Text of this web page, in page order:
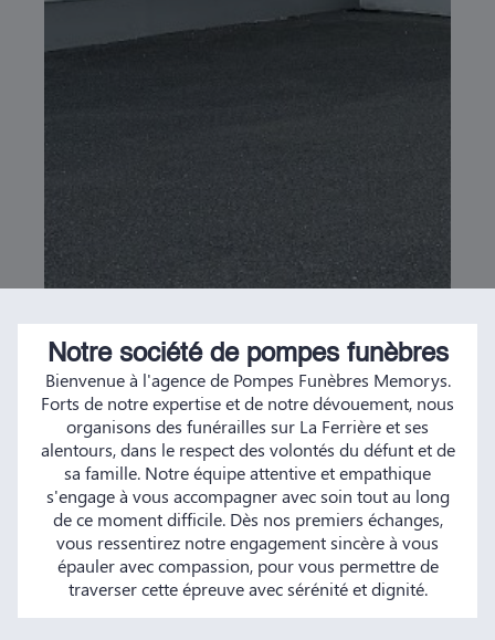
Notre société de pompes funèbres
Bienvenue à l'agence de Pompes Funèbres Memorys.
Forts de notre expertise et de notre dévouement, nous
organisons des funérailles sur La Ferrière et ses
alentours, dans le respect des volontés du défunt et de
sa famille. Notre équipe attentive et empathique
s'engage à vous accompagner avec soin tout au long
de ce moment difficile. Dès nos premiers échanges,
vous ressentirez notre engagement sincère à vous
épauler avec compassion, pour vous permettre de
traverser cette épreuve avec sérénité et dignité.